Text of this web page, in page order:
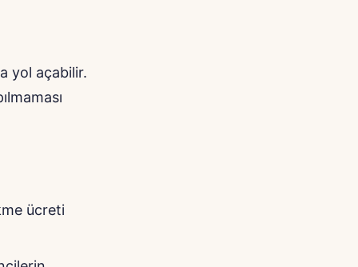
yol açabilir.
ücreti